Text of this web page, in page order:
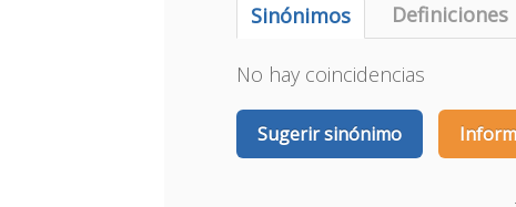
Sinónimos Definiciones
No hay coincidencias
Sugerir sinónimo